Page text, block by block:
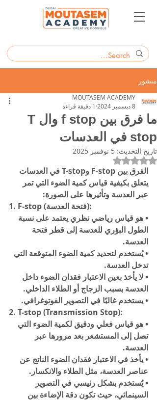
منشور
ما فرق بين f stop وال T
stop في العدسات
MOUTASEM ACADEMY
8 ديسمبر 2024
1 دقيقة قراءة
تاريخ التحديث: 5 نوفمبر 2025
تم التقييم بـ ليس رقمًا من أصل 5 نجوم.
الفرق بين F-stop وT-stop في العدسات
يتعلق بكيفية قياس كمية الضوء التي تمر
عبر العدسة وتأثيرها على الصورة:
1. F-stop (فتحة العدسة):
• هو قياس رياضي نظري يعتمد على نسبة
الطول البؤري للعدسة إلى قطر فتحة
العدسة.
• يُستخدم لتحديد كمية الضوء المتوقعة التي
تدخل العدسة.
• لا يأخذ بعين الاعتبار فقدان الضوء داخل
العدسة بسبب الزجاج أو الطلاء الداخلي.
• يستخدم غالبًا في التصوير الفوتوغرافي.
2. T-stop (Transmission Stop):
• هو قياس فعلي ودقيق لكمية الضوء التي
تصل إلى المستشعر بعد مرورها عبر
العدسة.
• يأخذ في الاعتبار فقدان الضوء الناتج عن
عناصر العدسة، مثل الطلاء والانكسار.
• يُستخدم بشكل رئيسي في التصوير
السينمائي، حيث تكون دقة الإضاءة بين